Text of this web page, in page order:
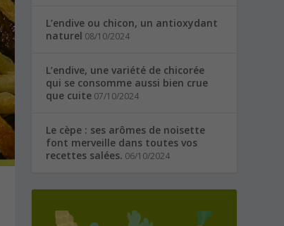
L’endive ou chicon, un antioxydant
naturel 08/10/2024
L’endive, une variété de chicorée
qui se consomme aussi bien crue
que cuite 07/10/2024
Le cèpe : ses arômes de noisette
font merveille dans toutes vos
recettes salées. 06/10/2024